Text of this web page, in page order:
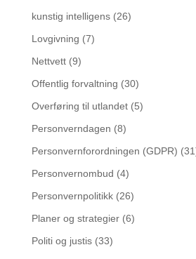
kunstig intelligens(26)
Lovgivning (7)
Nettvett(9)
Offentlig forvaltning (30)
Overføring til utlandet(5)
Personverndagen (8)
Personvernforordningen (GDPR)
Personvernombud (4)
Personvernpolitikk(26)
Planer og strategier(6)
Politi og justis(33)